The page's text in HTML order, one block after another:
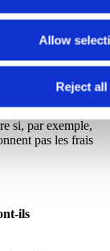
Allow
Reject all
L'OFAJ ne peut
d’un projet.
?
pour une
si, par exemple,
pas les frais
ils